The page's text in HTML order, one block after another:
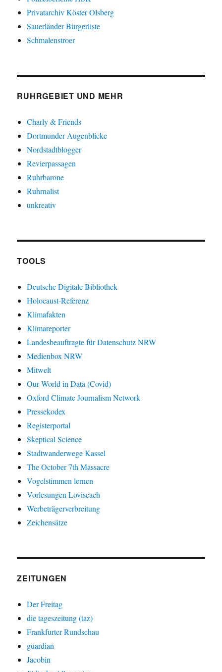
Privatarchiv Köster Olsberg
Sauerländer Bürgerliste
Schmalenstroer
RUHRGEBIET UND MEHR
Charly & Friends
Dortmunder Augenblicke
Nordstadtblogger
Revierpassagen
Ruhrbarone
Ruhrnalist
unkreativ
TOOLS
Deutsche Digitale Bibliothek
Holocaust-Referenz
Klimafakten
Klimareporter
Landesbeauftragte für Datenschutz NRW
Medienbox NRW
Mitwelt
Our World in Data (Covid)
Oxford Climate Journalism Network
Pressekodex
Registerportal
Skeptical Science
Stadtwanderwege Kassel
The October 7th Massacre
Vogelstimmen lernen
Vorlesungen Loviscach
Werbeträgerverbreitung
Zeichensätze
ZEITUNGEN
Der Freitag
die tageszeitung (taz)
Frankfurter Rundschau
guardian
Jacobin